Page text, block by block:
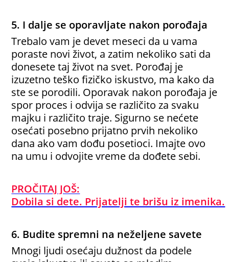
5. I dalje se oporavljate nakon porođaja
Trebalo vam je devet meseci da u vama
poraste novi život, a zatim nekoliko sati da
donesete taj život na svet. Porođaj je
izuzetno teško fizičko iskustvo, ma kako da
ste se porodili. Oporavak nakon porođaja je
spor proces i odvija se različito za svaku
majku i različito traje. Sigurno se nećete
osećati posebno prijatno prvih nekoliko
dana ako vam dođu posetioci. Imajte ovo
na umu i odvojite vreme da dođete sebi.
PROČITAJ JOŠ:
Dobila si dete. Prijatelji te brišu iz imenika.
6. Budite spremni na neželjene savete
Mnogi ljudi osećaju dužnost da podele